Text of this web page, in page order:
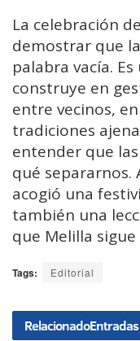
La celebración
demostrar que
palabra vacía.
construye en
entre vecinos,
tradiciones
entender que
qué separarnos.
acogió una
también una
que Melilla
Tags: Editorial
RelacionadoEntradas